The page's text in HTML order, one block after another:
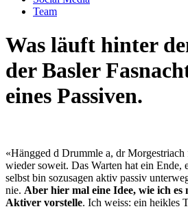
Team
Was läuft hinter
der Basler
eines Passiven.
«Hängged d Drummle a, dr
wieder soweit. Das Warten hat ein Ende,
selbst bin sozusagen aktiv passiv
nie. Aber hier mal eine Idee, wie ich es
Aktiver vorstelle. Ich weiss: ein heikles